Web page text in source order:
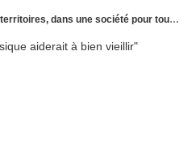
dans une société pour tous les âges